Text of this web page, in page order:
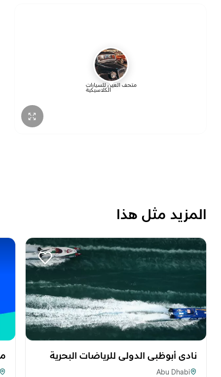
متحف العين للسيارات
الكلاسيكية
المزيد مثل هذا
نادي أبوظبي الدولي للرياضات البحرية
Abu Dhabi